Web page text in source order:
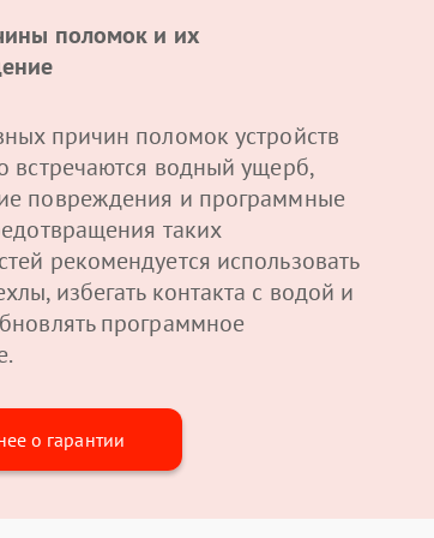
поломок и их
причин поломок устройств
встречаются водный ущерб,
повреждения и программные
таких
рекомендуется использовать
избегать контакта с водой и
программное
о гарантии